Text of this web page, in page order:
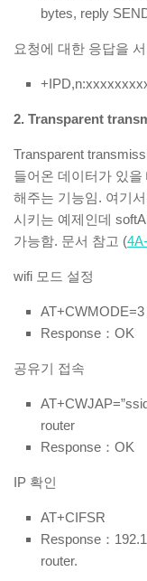
bytes, reply
요청에 대한 응답을
2. Transparent
Transparent
들어온 데이터가 있
해주는 기능임. 여기
시키는 예제인데
가능함. 문서 참고 (
wifi 모드 설정
Response：OK
공유기 접속
router
Response：OK
IP 확인
AT+CIFSR
Response：
router.